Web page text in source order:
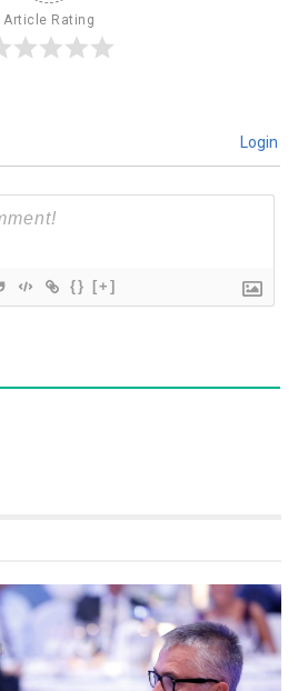
Article Rating
Login
{} [+]